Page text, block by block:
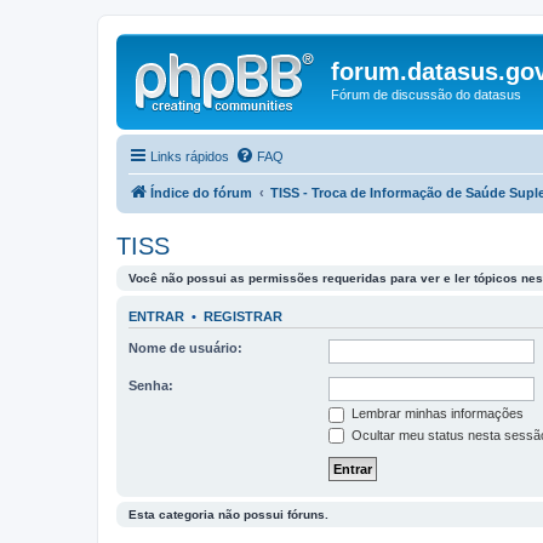
Fórum de discussão do datasus
Links rápidos FAQ
Índice do fórum TISS - Troca de Informação de Saúde
TISS
Você não possui as permissões requeridas para ver e ler tópicos
ENTRAR • REGISTRAR
Nome de usuário:
Senha:
Lembrar minhas informações
Ocultar meu status nesta
Esta categoria não possui fóruns.